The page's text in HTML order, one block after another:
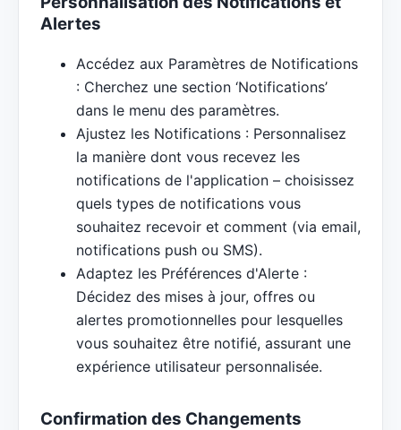
Alertes
Accédez aux Paramètres de Notifications
: Cherchez une section ‘Notifications’
dans le menu des paramètres.
Ajustez les Notifications : Personnalisez
la manière dont vous recevez les
notifications de l'application – choisissez
quels types de notifications vous
souhaitez recevoir et comment (via email,
notifications push ou SMS).
Adaptez les Préférences d'Alerte :
Décidez des mises à jour, offres ou
alertes promotionnelles pour lesquelles
vous souhaitez être notifié, assurant une
expérience utilisateur personnalisée.
Confirmation des Changements